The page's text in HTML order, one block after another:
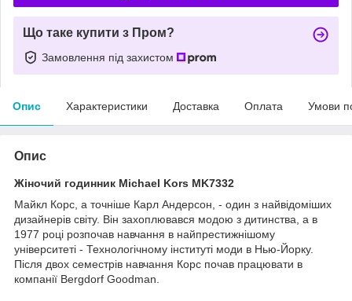
Що таке купити з Пром?
Замовлення під захистом
Опис Характеристики Доставка Оплата Умови
Опис
Жіночий годинник Michael Kors MK7332
Майкл Корс, а точніше Карл Андерсон, - один з найвідоміших
дизайнерів світу. Він захоплювався модою з дитинства, а в
1977 році розпочав навчання в найпрестижнішому
університеті - Технологічному інституті моди в Нью-Йорку.
Після двох семестрів навчання Корс почав працювати в
компанії Bergdorf Goodman.